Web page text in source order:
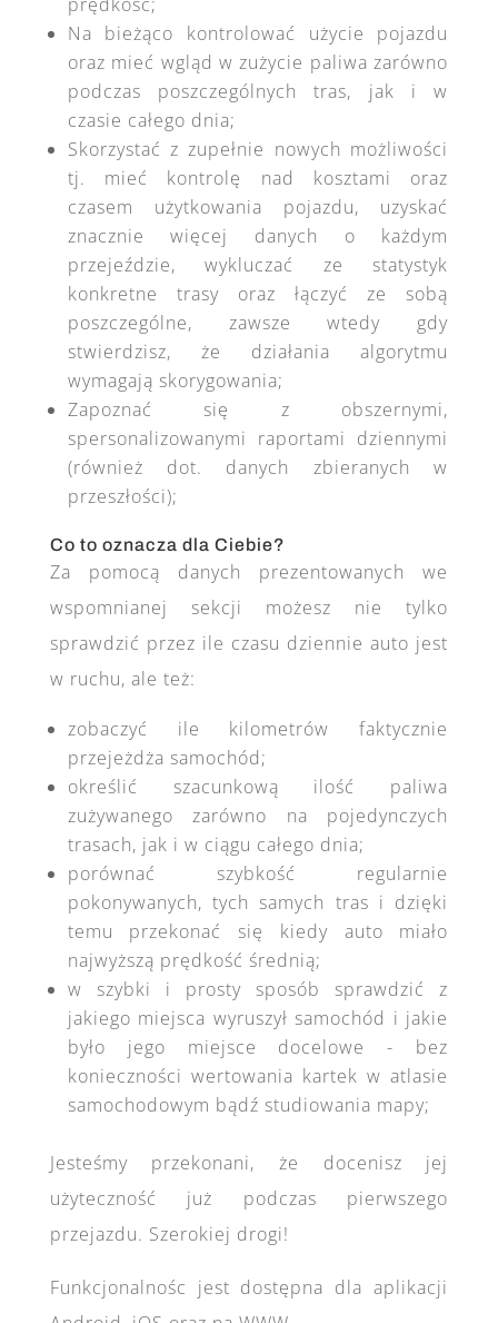
Na bieżąco kontrolować użycie pojazdu
oraz mieć wgląd w zużycie paliwa zarówno
podczas poszczególnych tras, jak i w
czasie całego dnia;
Skorzystać z zupełnie nowych możliwości
tj. mieć kontrolę nad kosztami oraz
czasem użytkowania pojazdu, uzyskać
znacznie więcej danych o każdym
przejeździe, wykluczać ze statystyk
konkretne trasy oraz łączyć ze sobą
poszczególne, zawsze wtedy gdy
stwierdzisz, że działania algorytmu
wymagają skorygowania;
Zapoznać się z obszernymi,
spersonalizowanymi raportami dziennymi
(również dot. danych zbieranych w
przeszłości);
Co to oznacza dla Ciebie?
Za pomocą danych prezentowanych we
wspomnianej sekcji możesz nie tylko
sprawdzić przez ile czasu dziennie auto jest
w ruchu, ale też:
zobaczyć ile kilometrów faktycznie
przejeżdża samochód;
określić szacunkową ilość paliwa
zużywanego zarówno na pojedynczych
trasach, jak i w ciągu całego dnia;
porównać szybkość regularnie
pokonywanych, tych samych tras i dzięki
temu przekonać się kiedy auto miało
najwyższą prędkość średnią;
w szybki i prosty sposób sprawdzić z
jakiego miejsca wyruszył samochód i jakie
było jego miejsce docelowe - bez
konieczności wertowania kartek w atlasie
samochodowym bądź studiowania mapy;
Jesteśmy przekonani, że docenisz jej
użyteczność już podczas pierwszego
przejazdu. Szerokiej drogi!
Funkcjonalnośc jest dostępna dla aplikacji